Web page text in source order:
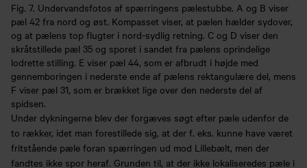
Fig. 7. Undervandsfotos af spærringens pælestubbe. A og B viser
pæl 42 fra nord og øst. Kompasset viser, at pælen hælder sydover,
og at pælens top flugter i nord-sydlig retning. C og D viser den
skråtstillede pæl 35 og sporet i sandet fra pælens oprindelige
lodrette stilling. E viser pæl 44, som er afbrudt i højde med
gennemboringen i nederste ende af pælens rektangulære del, mens
F viser pæl 31, som er brækket lige over den nederste del af
spidsen.
Under dykningerne blev der forgæves søgt efter pæle udenfor de
to rækker, idet man forestillede sig, at der f. eks. kunne have været
fritstående pæle foran spærringen ud mod Lillebælt, men der
fandtes ikke spor heraf. Grunden til, at der ikke lokaliseredes pæle i